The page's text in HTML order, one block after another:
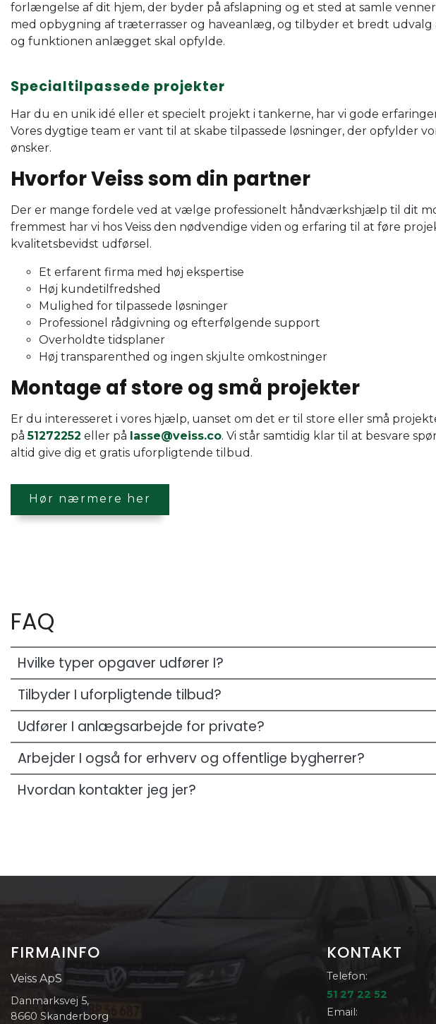
forlængelse af dit hjem, der byder på afslapning og et sted at samle
med opbygning af træterrasser og haveanlæg, og tilbyder et bredt
og funktionen anlægget skal opfylde.
Specialtilpassede projekter
Har du en unik idé eller et specielt projekt i tankerne, har vi gode
Vores dygtige team er vant til at skabe tilpassede løsninger, der opfylder
ønsker.
Hvorfor Veiss som din partner
Der er mange fordele ved at vælge professionelt håndværkshjælp til dit
fremmest har vi hos Veiss den nødvendige viden og erfaring til at føre
kvalitetsbevidst udførsel.
Et erfarent firma med høj ekspertise
Høj kundetilfredshed
Mulighed for tilpassede løsninger
Professionel rådgivning og efterfølgende support
Overholdte tidsplaner
Høj transparenthed og ingen skjulte omkostninger
Montage af store og små projekter
Er du interesseret i vores hjælp, uanset om det er til store eller små
på51272252 eller på lasse@veiss.co. Vi står samtidig klar til at besvare
altid give dig et gratis uforpligtende tilbud.
Hør nærmere her
FAQ
Hvilke typer opgaver udfører I?
Tilbyder I uforpligtende tilbud?
Udfører I anlægsarbejde for private?
Arbejder I også for erhverv og offentlige bygherrer?
Hvordan kontakter jeg jer?
FIRMAINFO
Veiss ApS
Danmarksvej 5,
8660 Skanderborg
KONTAKT
Telefon:
51 27 22 52
Email: